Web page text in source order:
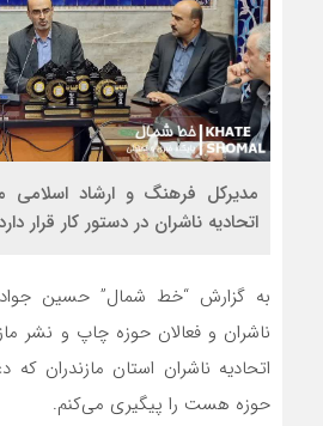
مدیرکل فرهنگ و ارشاد اسلامی
اتحادیه ناشران در دستور کار قرار
به گزارش “خط شمال” حسین
ناشران و فعالان حوزه چاپ و نشر
اتحادیه ناشران استان مازندران
حوزه هست را پیگیری می‌کنم.